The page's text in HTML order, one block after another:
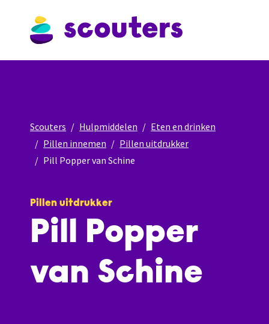
Scouters Hulpmiddelen
Eten en drinken
Pillen innemen
Pillen uitdrukker
Pill Popper van Schine
Pillen uitdrukker
Pill Popper
van Schine